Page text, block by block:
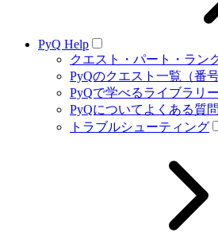
PyQ Help
クエスト・パート・ラン
PyQのクエスト一覧（番号
PyQで学べるライブラリ
PyQについてよくある質問
トラブルシューティング